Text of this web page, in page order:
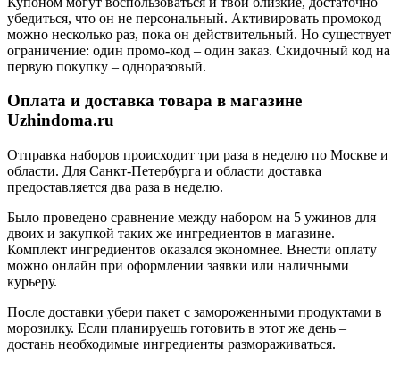
убедиться, что он не персональный. Активировать промокод
можно несколько раз, пока он действительный. Но существует
ограничение: один промо-код – один заказ. Скидочный код на
первую покупку – одноразовый.
Оплата и доставка товара в магазине
Uzhindoma.ru
Отправка наборов происходит три раза в неделю по Москве и
области. Для Санкт-Петербурга и области доставка
предоставляется два раза в неделю.
Было проведено сравнение между набором на 5 ужинов для
двоих и закупкой таких же ингредиентов в магазине.
Комплект ингредиентов оказался экономнее. Внести оплату
можно онлайн при оформлении заявки или наличными
курьеру.
После доставки убери пакет с замороженными продуктами в
морозилку. Если планируешь готовить в этот же день –
достань необходимые ингредиенты размораживаться.